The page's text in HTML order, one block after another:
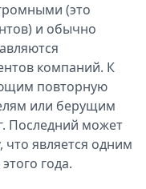
(это
и обычно
компаний. К
повторную
или берущим
Последний может
что является одним
года.